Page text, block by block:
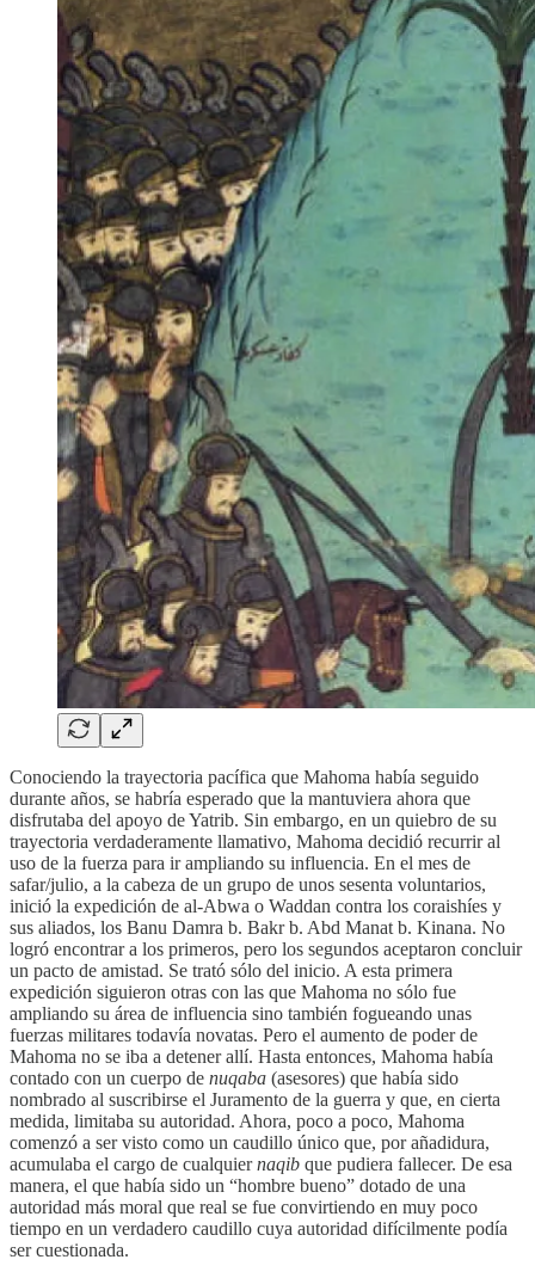
Conociendo la trayectoria pacífica que Mahoma había seguido
durante años, se habría esperado que la mantuviera ahora que
disfrutaba del apoyo de Yatrib. Sin embargo, en un quiebro de su
trayectoria verdaderamente llamativo, Mahoma decidió recurrir al
uso de la fuerza para ir ampliando su influencia. En el mes de
safar/julio, a la cabeza de un grupo de unos sesenta voluntarios,
inició la expedición de al-Abwa o Waddan contra los coraishíes y
sus aliados, los Banu Damra b. Bakr b. Abd Manat b. Kinana. No
logró encontrar a los primeros, pero los segundos aceptaron concluir
un pacto de amistad. Se trató sólo del inicio. A esta primera
expedición siguieron otras con las que Mahoma no sólo fue
ampliando su área de influencia sino también fogueando unas
fuerzas militares todavía novatas. Pero el aumento de poder de
Mahoma no se iba a detener allí. Hasta entonces, Mahoma había
contado con un cuerpo de nuqaba (asesores) que había sido
nombrado al suscribirse el Juramento de la guerra y que, en cierta
medida, limitaba su autoridad. Ahora, poco a poco, Mahoma
comenzó a ser visto como un caudillo único que, por añadidura,
acumulaba el cargo de cualquiernaqib que pudiera fallecer. De esa
manera, el que había sido un “hombre bueno” dotado de una
autoridad más moral que real se fue convirtiendo en muy poco
tiempo en un verdadero caudillo cuya autoridad difícilmente podía
ser cuestionada.